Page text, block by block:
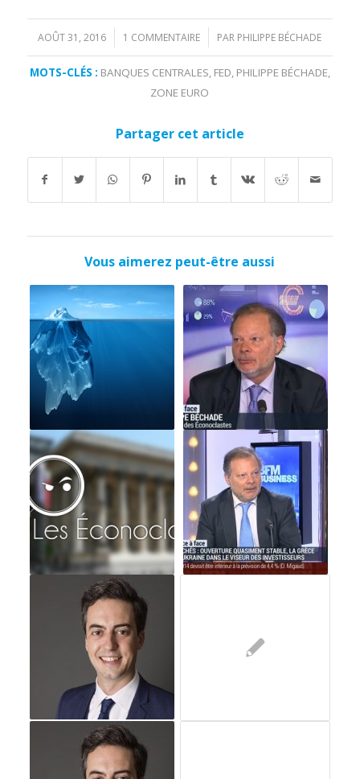
AOÛT 31, 2016
/ 1 COMMENTAIRE
/ PAR PHILIPPE BÉCHADE
MOTS-CLÉS : BANQUES CENTRALES, FED, PHILIPPE BÉCHADE,
ZONE EURO
Partager cet article
Vous aimerez peut-être aussi